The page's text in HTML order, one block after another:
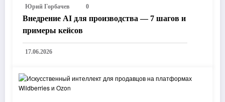
Юрий Горбачев 0
Внедрение AI для производства — 7 шагов и
примеры кейсов
17.06.2026